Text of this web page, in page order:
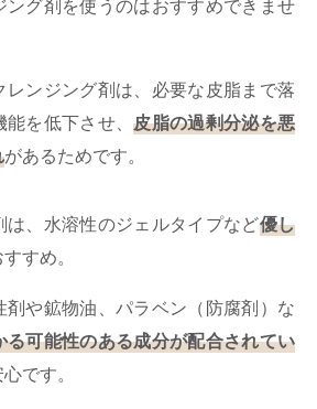
ング剤を使うのはおすすめできませ
レンジング剤は、必要な皮脂まで落
能を低下させ、皮脂の過剰分泌を悪
があるためです。
は、水溶性のジェルタイプなど優し
すめ。
剤や鉱物油、パラベン（防腐剤）な
る可能性のある成分が配合されてい
です。